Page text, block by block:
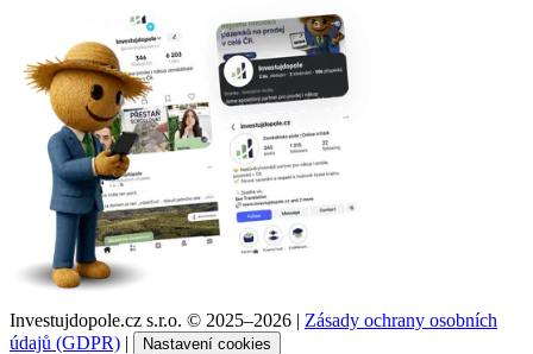
Investujdopole.cz s.r.o. © 2025–2026 | Zásady ochrany osobních
údajů (GDPR) | Nastavení cookies